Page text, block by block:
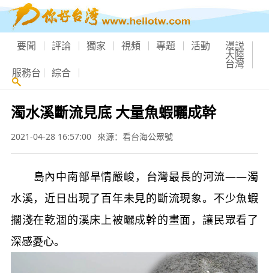
要聞 評論 獨家 視頻 專題 活動 漫説
大陸
台灣
服務台 綜合
濁水溪斷流見底 大量魚蝦曬成幹
2021-04-28 16:57:00 來源：看台海公眾號
島內中南部旱情嚴峻，台灣最長的河流——濁
水溪，近日出現了百年未見的斷流現象。不少魚蝦
擱淺在乾涸的溪床上被曬成幹的畫面，讓民眾看了
深感憂心。